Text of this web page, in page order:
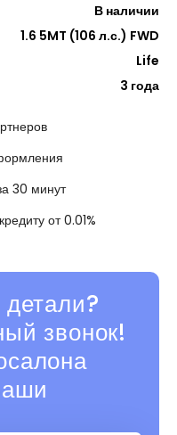
В наличии
1.6 5MT (106 л.с.) FWD
Life
3 года
30 минут
от 0.01%
детали?
звонок!